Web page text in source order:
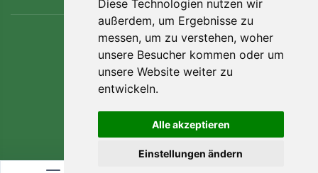
Diese Technologien nutzen wir
außerdem, um Ergebnisse zu
messen, um zu verstehen, woher
unsere Besucher kommen oder um
unsere Website weiter zu
entwickeln.
Alle akzeptieren
Einstellungen ändern